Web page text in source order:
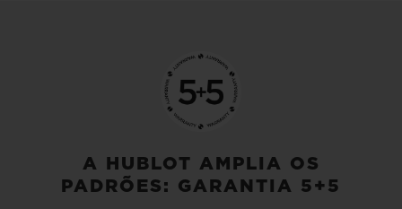
A HUBLOT AMPLIA OS
PADRÕES: GARANTIA 5+5